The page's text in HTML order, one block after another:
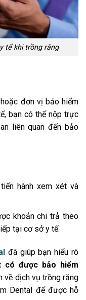
tế khi trồng răng
đơn vị bảo hiểm
bạn có thể nộp trực
liên quan đến bảo
hành xem xét và
khoản chi trả theo
tại cơ sở y tế.
đã giúp bạn hiểu rõ
có được bảo hiểm
về dịch vụ trồng răng
Dental để được hỗ